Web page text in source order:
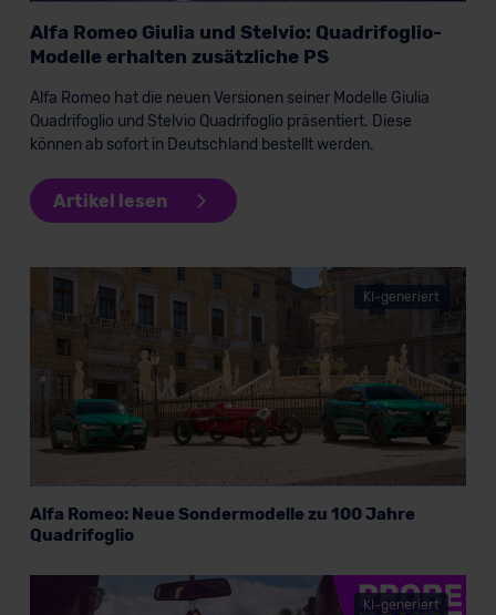
unserem Datenschutzbeauftragten unter
datenschutz@meinauto.de anfordern.
Alfa Romeo Giulia und Stelvio: Quadrifoglio-
Modelle erhalten zusätzliche PS
Alfa Romeo hat die neuen Versionen seiner Modelle Giulia
Quadrifoglio und Stelvio Quadrifoglio präsentiert. Diese
können ab sofort in Deutschland bestellt werden.
Artikel lesen
KI-generiert
Alfa Romeo: Neue Sondermodelle zu 100 Jahre
Quadrifoglio
KI-generiert